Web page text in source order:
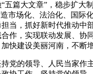
篇大文章”，稳步扩大
场化、法治化、国际
当，抓好新时代推动中
作，实现联动发展、协
快建设美丽河南，不断
的领导、人民当家作